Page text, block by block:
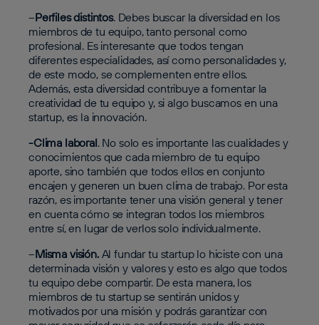
–Perfiles distintos. Debes buscar la diversidad en los
miembros de tu equipo, tanto personal como
profesional. Es interesante que todos tengan
diferentes especialidades, así como personalidades y,
de este modo, se complementen entre ellos.
Además, esta diversidad contribuye a fomentar la
creatividad de tu equipo y, si algo buscamos en una
startup, es la innovación.
-Clima laboral. No solo es importante las cualidades y
conocimientos que cada miembro de tu equipo
aporte, sino también que todos ellos en conjunto
encajen y generen un buen clima de trabajo. Por esta
razón, es importante tener una visión general y tener
en cuenta cómo se integran todos los miembros
entre sí, en lugar de verlos solo individualmente.
–Misma visión. Al fundar tu startup lo hiciste con una
determinada visión y valores y esto es algo que todos
tu equipo debe compartir. De esta manera, los
miembros de tu startup se sentirán unidos y
motivados por una misión y podrás garantizar con